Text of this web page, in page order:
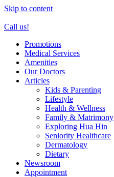
Skip to content
Call us!
Promotions
Medical Services
Amenities
Our Doctors
Articles
Kids & Parenting
Lifestyle
Health & Wellness
Family & Matrimony
Exploring Hua Hin
Seniority Healthcare
Dermatology
Dietary
Newsroom
Appointment